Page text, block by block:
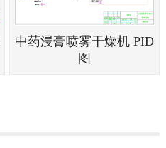
中药浸膏喷雾干燥机 PID
图